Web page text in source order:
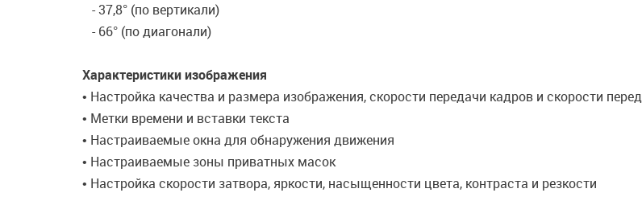
- 37,8° (по вертикали)
- 66° (по диагонали)
Характеристики изображения
• Настройка качества и размера изображения, скорости передачи кадров и скорости
• Метки времени и вставки текста
• Настраиваемые окна для обнаружения движения
• Настраиваемые зоны приватных масок
• Настройка скорости затвора, яркости, насыщенности цвета, контраста и резкости